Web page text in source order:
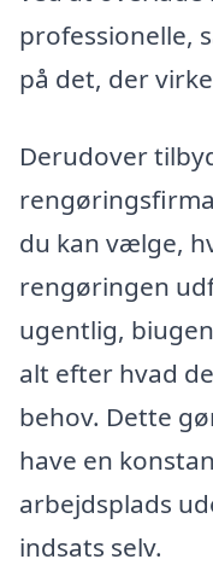
professionelle,
på det, der
Derudover
du kan vælge,
rengøringen
ugentlig,
alt efter hvad
behov. Dette
have en
arbejdsplads
indsats selv.